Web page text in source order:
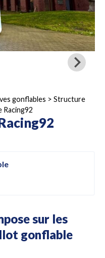
gonflables > Structure
Racing92
sur les
gonflable